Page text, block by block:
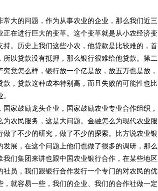
大的问题，作为从事农业的企业，那么我们近三
在进行巨大的变革。这个变革就是从小农经济变
。历史上我们这些小农，他贷款是比较难的，首
以贷款没有抵押，那么银行很难给他贷款。第二
竟怎么样，银行放一个亿是放，放五万也是放，
，贷款这种成本特别高，而且失败的可能性也比
鼓励龙头企业，国家鼓励农业专业合作组织，
农民服务，这是大问题。金融怎么为现代农业服
了不少的研究，做了不少的探索。比方说农业银
展，在这个问题上他们也做了很多的调研，那么
们集团来讲也跟中国农业银行合作，在某些地区
员，我们跟银行合作发行一个专门的对农民的优
就容易一些，我们的企业、我们的合作社做一定